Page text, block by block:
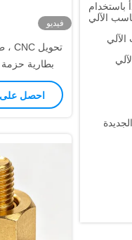
باستخدام
الآلي
فيديو
بطارية
الأنوديز ،
احصل